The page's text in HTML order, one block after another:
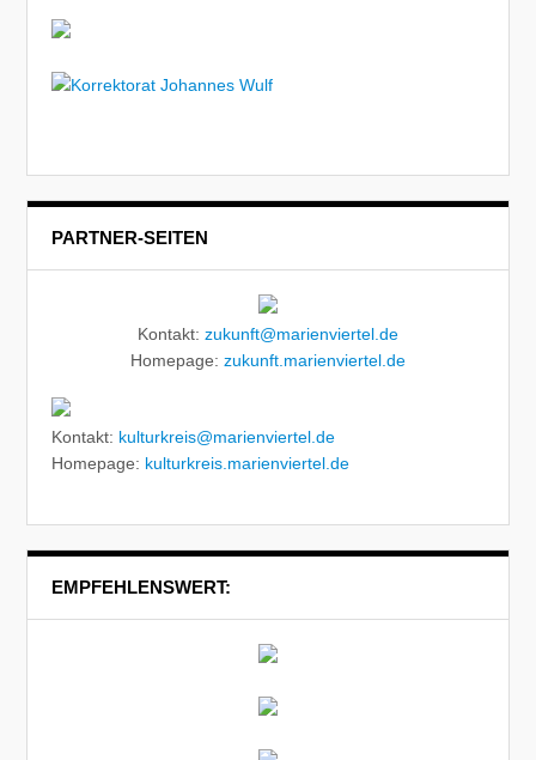
PARTNER-SEITEN
Kontakt: zukunft@marienviertel.de
Homepage: zukunft.marienviertel.de
Kontakt: kulturkreis@marienviertel.de
Homepage: kulturkreis.marienviertel.de
EMPFEHLENSWERT: